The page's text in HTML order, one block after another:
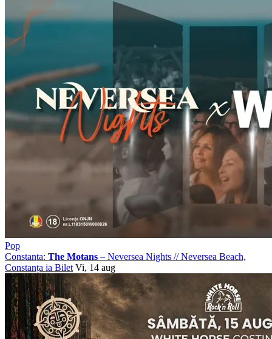
Pop
Constanta: The Motans – Neversea Nights //Neversea Beach,
Constanța ia Bilet Vi, 14 aug